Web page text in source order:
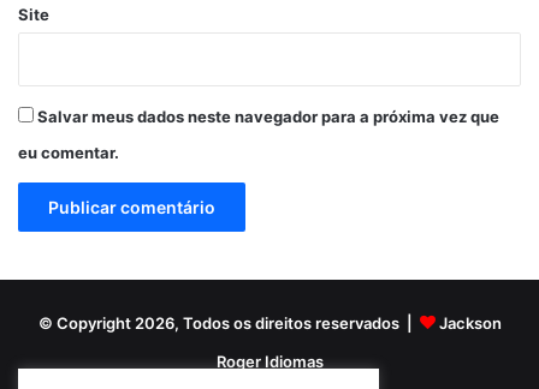
Site
Salvar meus dados neste navegador para a próxima vez que
eu comentar.
© Copyright 2026, Todos os direitos reservados |
Jackson
Roger Idiomas